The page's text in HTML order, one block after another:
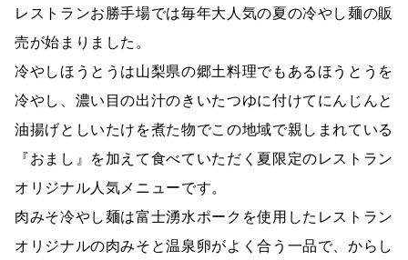
レストランお勝手場では毎年大人気の夏の冷やし麺の販
売が始まりました。
冷やしほうとうは山梨県の郷土料理でもあるほうとうを
冷やし、濃い目の出汁のきいたつゆに付けてにんじんと
油揚げとしいたけを煮た物でこの地域で親しまれている
『おまし』を加えて食べていただく夏限定のレストラン
オリジナル人気メニューです。
肉みそ冷やし麺は富士湧水ポークを使用したレストラン
オリジナルの肉みそと温泉卵がよく合う一品で、からし